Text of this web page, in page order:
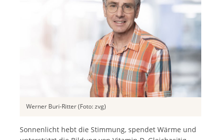
Werner Buri-Ritter (Foto: zvg)
Sonnenlicht hebt die Stimmung, spendet Wärme und